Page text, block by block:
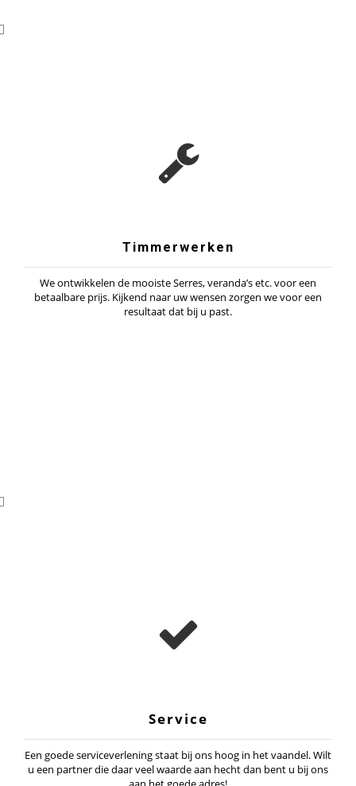
Timmerwerken
We ontwikkelen de mooiste Serres, veranda’s etc. voor een
betaalbare prijs. Kijkend naar uw wensen zorgen we voor een
resultaat dat bij u past.
Service
Een goede serviceverlening staat bij ons hoog in het vaandel. Wilt
u een partner die daar veel waarde aan hecht dan bent u bij ons